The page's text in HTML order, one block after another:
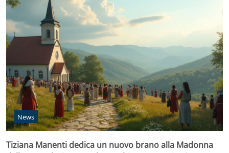
News
Tiziana Manenti dedica un nuovo brano alla Madonna